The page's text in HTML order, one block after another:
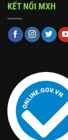
KẾT NỐI MXH